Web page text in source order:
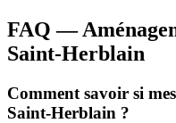
FAQ —
Saint-Herblain
Comment savoir si
Saint-Herblain ?